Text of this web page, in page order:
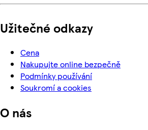
Užitečné odkazy
Cena
Nakupujte online bezpečně
Podmínky používání
Soukromí a cookies
O nás